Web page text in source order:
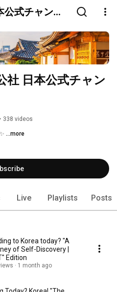
式チャンネ
社 日本公式チャン
• 338 videos
...more
Live Playlists Posts
to Korea today? "A
of Self-Discovery |
Edition
1 month ago